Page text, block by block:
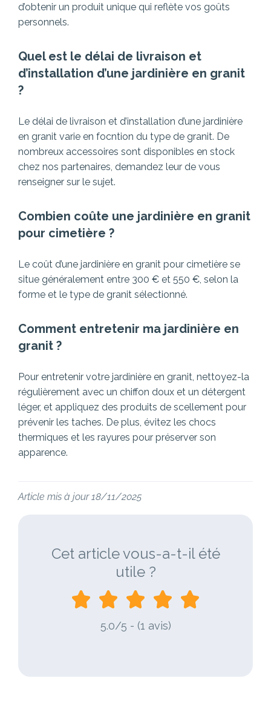
d’obtenir un produit unique qui reflète vos goûts
personnels.
Quel est le délai de livraison et
d’installation d’une jardinière en granit
?
Le délai de livraison et d’installation d’une jardinière
en granit varie en focntion du type de granit. De
nombreux accessoires sont disponibles en stock
chez nos partenaires, demandez leur de vous
renseigner sur le sujet.
Combien coûte une jardinière en granit
pour cimetière ?
Le coût d’une jardinière en granit pour cimetière se
situe généralement entre 300 € et 550 €, selon la
forme et le type de granit sélectionné.
Comment entretenir ma jardinière en
granit ?
Pour entretenir votre jardinière en granit, nettoyez-la
régulièrement avec un chiffon doux et un détergent
léger, et appliquez des produits de scellement pour
prévenir les taches. De plus, évitez les chocs
thermiques et les rayures pour préserver son
apparence.
Article mis à jour 18/11/2025
Cet article vous-a-t-il été
utile ?
5.0/5 - (1 avis)